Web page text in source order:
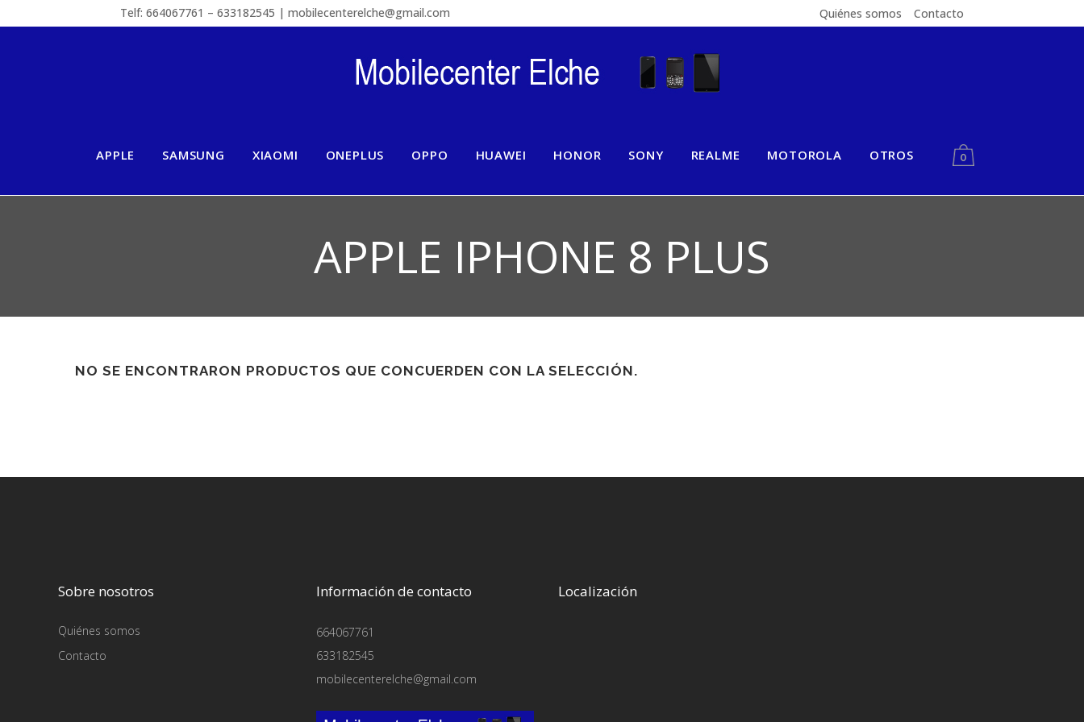
Telf: 664067761 – 633182545 | mobilecenterelche@gmail.com Quiénes somos Contacto
APPLE SAMSUNG XIAOMI ONEPLUS OPPO HUAWEI HONOR SONY REALME MOTOROLA OTROS 0
APPLE IPHONE 8 PLUS
NO SE ENCONTRARON PRODUCTOS QUE CONCUERDEN CON LA SELECCIÓN.
Sobre nosotros
Quiénes somos
Contacto
Información de contacto
664067761
633182545
mobilecenterelche@gmail.com
Localización